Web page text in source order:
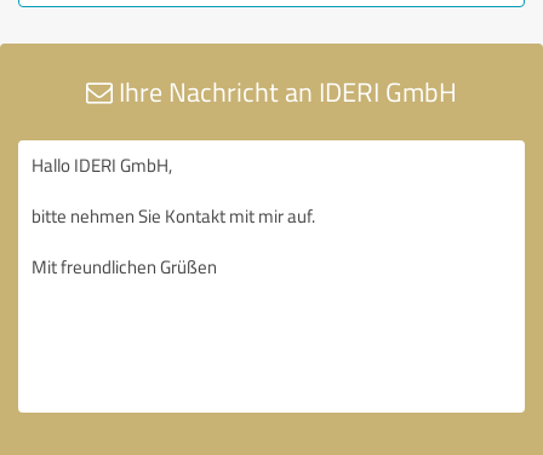
Ihre Nachricht an IDERI GmbH